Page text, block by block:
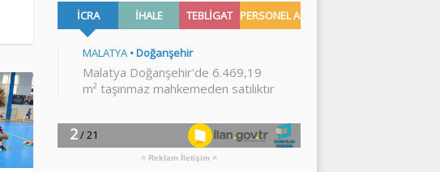
Reklam İletişim